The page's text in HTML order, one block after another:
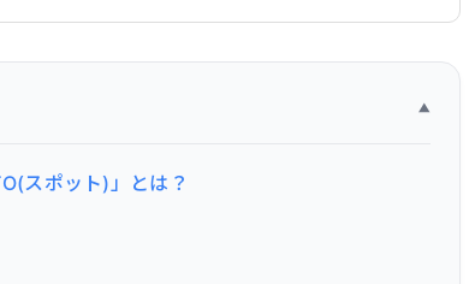
スポット)」とは？